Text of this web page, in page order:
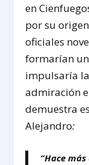
en
por su
oficiales
formarían
impulsaría
admiración
demuestra
Alejandro:
“Hace